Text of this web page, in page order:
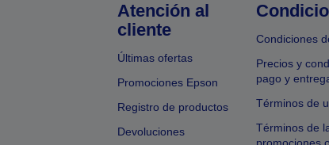
Atención al
cliente
Últimas ofertas
Promociones Epson
Registro de productos
Devoluciones
Condiciones
Precios y
pago y
Términos de
Términos de